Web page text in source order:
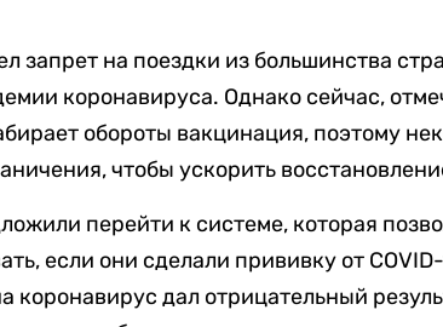
запрет на поездки из большинства
коронавируса. Однако сейчас,
обороты вакцинация, поэтому
чтобы ускорить
перейти к системе, которая
если они сделали прививку от
коронавирус дал отрицательный